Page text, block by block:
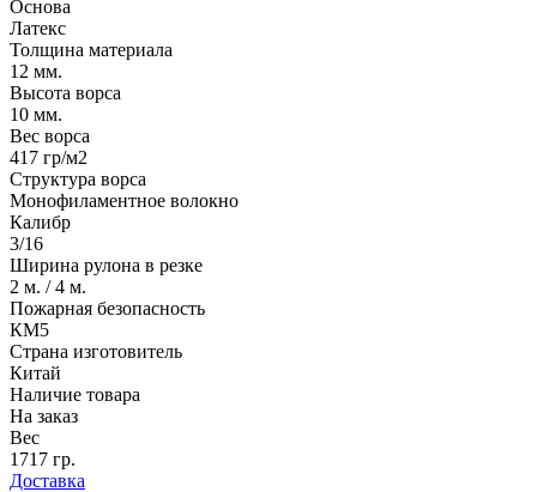
Основа
Латекс
Толщина материала
12 мм.
Высота ворса
10 мм.
Вес ворса
417 гр/м2
Структура ворса
Монофиламентное волокно
Калибр
3/16
Ширина рулона в резке
2 м. / 4 м.
Пожарная безопасность
КМ5
Страна изготовитель
Китай
Наличие товара
На заказ
Вес
1717 гр.
Доставка